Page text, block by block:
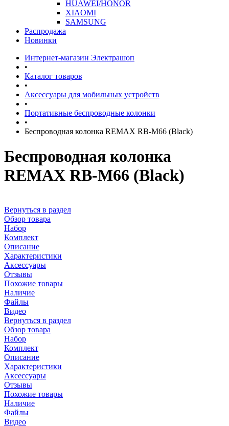
HUAWEI/HONOR
XIAOMI
SAMSUNG
Распродажа
Новинки
Интернет-магазин Электрашоп
•
Каталог товаров
•
Аксессуары для мобильных устройств
•
Портативные беспроводные колонки
•
Беспроводная колонка REMAX RB-M66 (Black)
Беспроводная колонка
REMAX RB-M66 (Black)
Вернуться в раздел
Обзор товара
Набор
Комплект
Описание
Характеристики
Аксессуары
Отзывы
Похожие товары
Наличие
Файлы
Видео
Вернуться в раздел
Обзор товара
Набор
Комплект
Описание
Характеристики
Аксессуары
Отзывы
Похожие товары
Наличие
Файлы
Видео